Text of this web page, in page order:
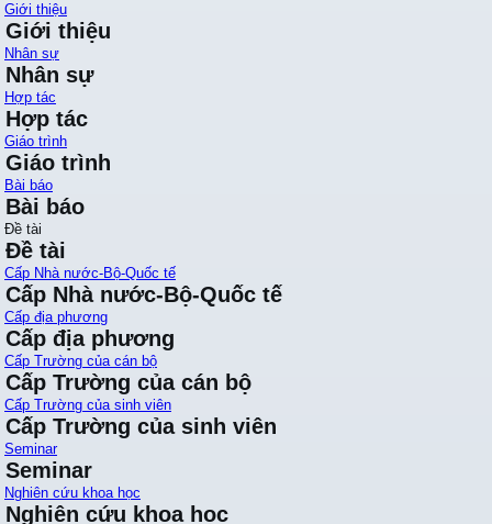
Giới thiệu
Giới thiệu
Nhân sự
Nhân sự
Hợp tác
Hợp tác
Giáo trình
Giáo trình
Bài báo
Bài báo
Đề tài
Đề tài
Cấp Nhà nước-Bộ-Quốc tế
Cấp Nhà nước-Bộ-Quốc tế
Cấp địa phương
Cấp địa phương
Cấp Trường của cán bộ
Cấp Trường của cán bộ
Cấp Trường của sinh viên
Cấp Trường của sinh viên
Seminar
Seminar
Nghiên cứu khoa học
Nghiên cứu khoa học